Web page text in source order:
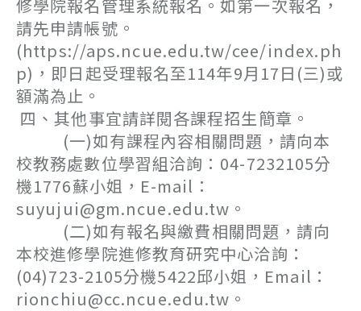
修學院報名管理系統報名。如第一次報名，
請先申請帳號。
(https://aps.ncue.edu.tw/cee/index.ph
p)，即日起受理報名至114年9月17日(三)或
額滿為止。
四、其他事宜請詳閱各課程招生簡章。
(一)如有課程內容相關問題，請向本
校教務處數位學習組洽詢：04-7232105分
機1776蘇小姐，E-mail：
suyujui@gm.ncue.edu.tw。
(二)如有報名與繳費相關問題，請向
本校進修學院進修教育研究中心洽詢：
(04)723-2105分機5422邱小姐，Email：
rionchiu@cc.ncue.edu.tw。